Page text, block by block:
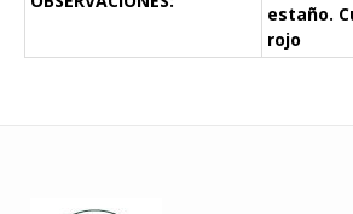
estaño.
rojo